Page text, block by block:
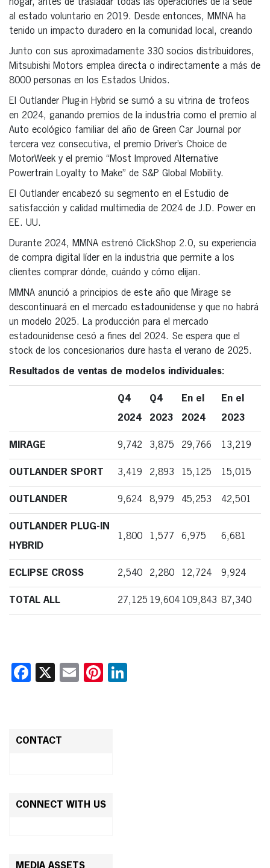
hogar, antes de trasladar todas las operaciones de la sede
al estado voluntario en 2019. Desde entonces, MMNA ha
tenido un impacto duradero en la comunidad local, creando
Junto con sus aproximadamente 330 socios distribuidores,
Mitsubishi Motors emplea directa o indirectamente a más de
8000 personas en los Estados Unidos.
El Outlander Plug-in Hybrid se sumó a su vitrina de trofeos
en 2024, ganando premios de la industria como el premio al
Auto ecológico familiar del año de Green Car Journal por
tercera vez consecutiva, el premio Driver’s Choice de
MotorWeek y el premio “Most Improved Alternative
Powertrain Loyalty to Make” de S&P Global Mobility.
El Outlander encabezó su segmento en el Estudio de
satisfacción y calidad multimedia de 2024 de J.D. Power en
EE. UU.
Durante 2024, MMNA estrenó ClickShop 2.0, su experiencia
de compra digital líder en la industria que permite a los
clientes comprar dónde, cuándo y cómo elijan.
MMNA anunció a principios de este año que Mirage se
descontinuará en el mercado estadounidense y que no habrá
un modelo 2025. La producción para el mercado
estadounidense cesó a fines del 2024. Se espera que el
stock de los concesionarios dure hasta el verano de 2025.
Resultados de ventas de modelos individuales:
Q4
2024
Q4
2023
En el
2024
En el
2023
MIRAGE 9,742 3,875 29,766 13,219
OUTLANDER SPORT 3,419 2,893 15,125 15,015
OUTLANDER 9,624 8,979 45,253 42,501
OUTLANDER PLUG-IN
HYBRID
1,800 1,577 6,975 6,681
ECLIPSE CROSS 2,540 2,280 12,724 9,924
TOTAL ALL 27,125 19,604 109,843 87,340
Facebook
X EmailPinterest
CONTACT
CONNECT WITH US
MEDIA ASSETS